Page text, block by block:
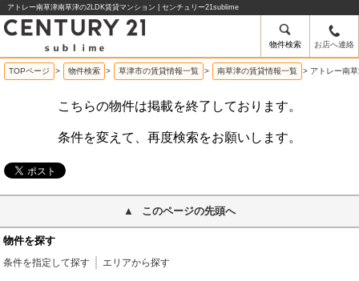
アトレー南草津南草津の2LDK賃貸マンション | センチュリー21sublime
物件検索 お店へ連絡
TOPページ > 物件検索 > 草津市の賃貸情報一覧 > 南草津の賃貸情報一覧 > アトレー南
こちらの物件は掲載を終了しております。
条件を変えて、再度検索をお願いします。
このページの先頭へ
物件を探す
条件を指定して探す エリアから探す